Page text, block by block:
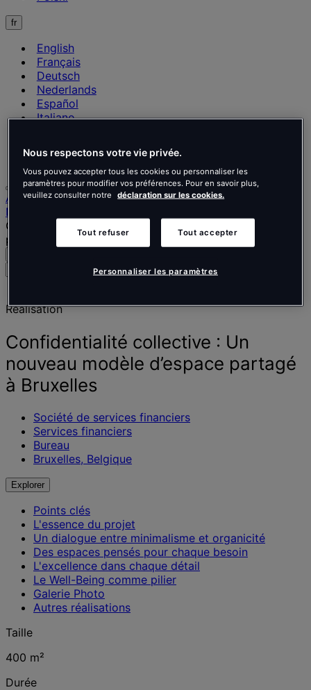
fr
English
Français
Deutsch
Nederlands
Español
Italiano
Polski
Accueil
Nos réalisations
Confidentialité collective : Un nouveau modèle d’espace
partagé à Bruxelles
des
des
actualités
et
des
informations
Réalisation
Confidentialité collective : Un
nouveau modèle d’espace partagé
à Bruxelles
Société de services financiers
Services financiers
Bureau
Bruxelles, Belgique
Explorer
Points clés
L'essence du projet
Un dialogue entre minimalisme et organicité
Des espaces pensés pour chaque besoin
L'excellence dans chaque détail
Le Well-Being comme pilier
Galerie Photo
Autres réalisations
Taille
400 m²
Durée
Nous respectons votre vie privée.
Vous pouvez accepter tous les cookies ou personnaliser les
paramètres pour modifier vos préférences. Pour en savoir plus,
veuillez consulter notre
déclaration sur les cookies.
Tout refuser Tout accepter
Personnaliser les paramètres